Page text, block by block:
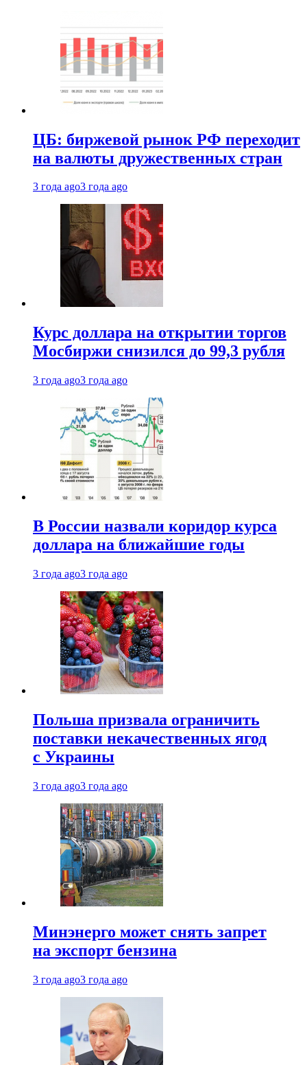
ЦБ: биржевой рынок РФ переходит
на валюты дружественных стран
3 года ago3 года ago
Курс доллара на открытии торгов
Мосбиржи снизился до 99,3 рубля
3 года ago3 года ago
В России назвали коридор курса
доллара на ближайшие годы
3 года ago3 года ago
Польша призвала ограничить
поставки некачественных ягод
с Украины
3 года ago3 года ago
Минэнерго может снять запрет
на экспорт бензина
3 года ago3 года ago